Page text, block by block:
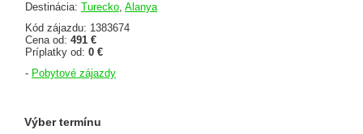
Destinácia: Turecko, Alanya
Kód zájazdu: 1383674
Cena od: 491 €
Príplatky od: 0 €
- Pobytové zájazdy
Výber termínu